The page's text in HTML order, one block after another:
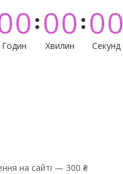
0
Годин
00
Хвилин
00
Секунд
на сайті — 300 ₴